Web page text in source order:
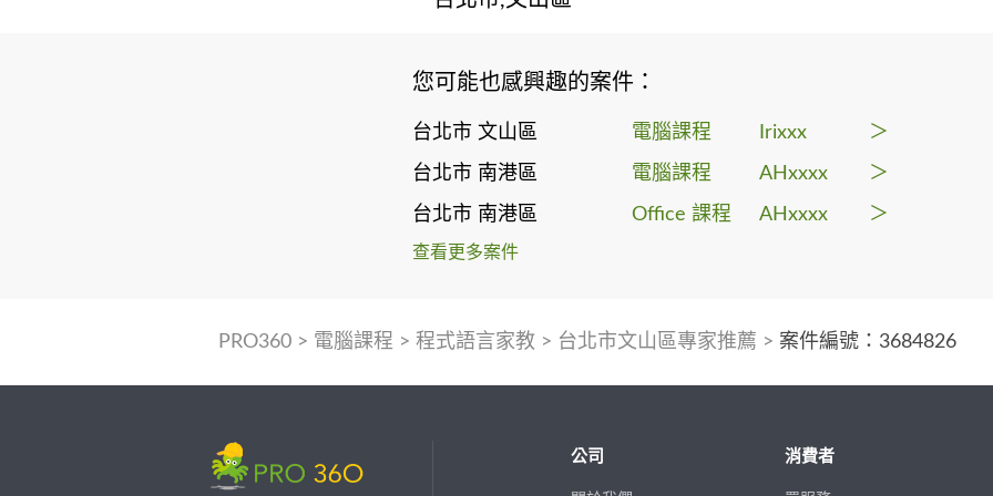
您可能也感興趣的案件：
台北市 文山區 電腦課程 Irixxx ＞
台北市 南港區 電腦課程 AHxxxx ＞
台北市 南港區 Office 課程 AHxxxx ＞
查看更多案件
PRO360> 電腦課程 > 程式語言家教> 台北市文山區專家推薦 > 案件編號：3684826
公司 消費者